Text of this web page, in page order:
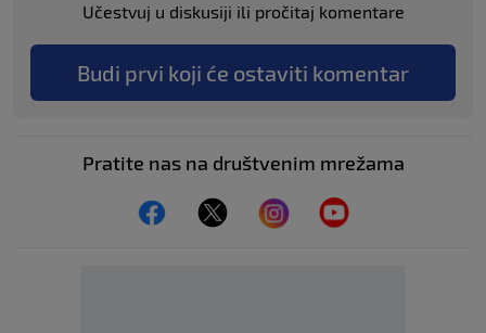
Učestvuj u diskusiji ili pročitaj komentare
Budi prvi koji će ostaviti komentar
Pratite nas na društvenim mrežama